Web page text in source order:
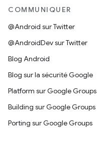
COMMUNIQUER
@Android sur Twitter
@AndroidDev sur Twitter
Blog Android
Blog sur la sécurité Google
Platform sur Google Groups
Building sur Google Groups
Porting sur Google Groups